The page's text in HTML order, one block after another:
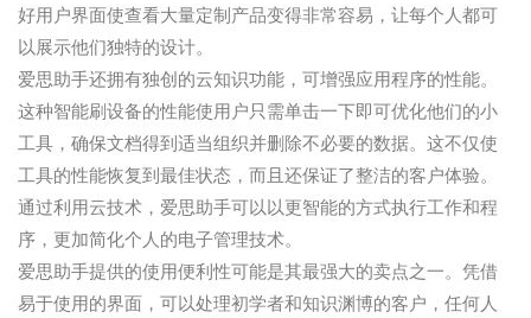
好用户界面使查看大量定制产品变得非常容易，让每个人都可
以展示他们独特的设计。
爱思助手还拥有独创的云知识功能，可增强应用程序的性能。
这种智能刷设备的性能使用户只需单击一下即可优化他们的小
工具，确保文档得到适当组织并删除不必要的数据。这不仅使
工具的性能恢复到最佳状态，而且还保证了整洁的客户体验。
通过利用云技术，爱思助手可以以更智能的方式执行工作和程
序，更加简化个人的电子管理技术。
爱思助手提供的使用便利性可能是其最强大的卖点之一。凭借
易于使用的界面，可以处理初学者和知识渊博的客户，任何人